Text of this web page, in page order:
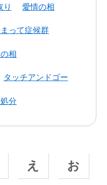
り 愛情の相
って症候群
相
タッチアンドゴー
分
え お